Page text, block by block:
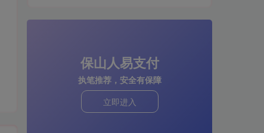
保山人易支付
执笔推荐，安全有保障
立即进入